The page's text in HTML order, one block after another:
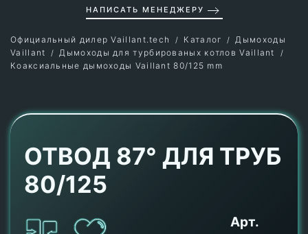
НАПИСАТЬ МЕНЕДЖЕРУ
Официальный дилер Vaillant.tech Каталог
Дымоходы
Vaillant
Дымоходы для турбированых котлов Vaillant
Коаксиальные дымоходы Vaillant 80/125 mm
ОТВОД 87° ДЛЯ ТРУБ
80/125
Арт.